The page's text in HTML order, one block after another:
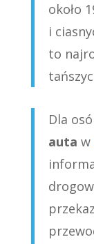
około
i
to
Dla
auta w